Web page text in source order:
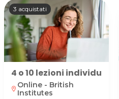
3 acquistati
4 o 10 lezioni
location_on Online - British
Institutes